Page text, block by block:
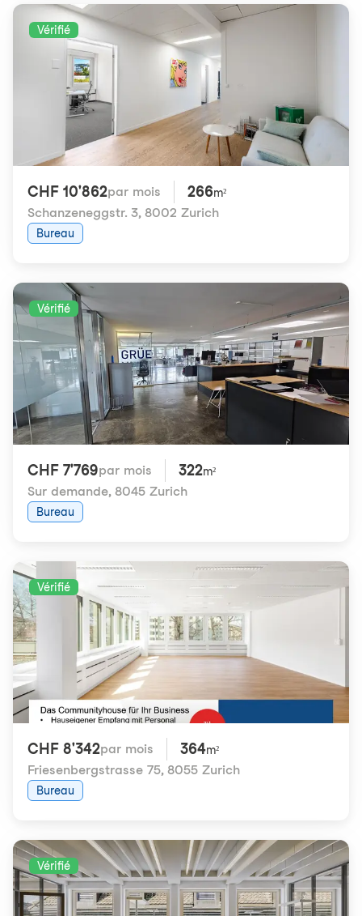
Vérifié
CHF 10'862par mois 266m²
Schanzeneggstr. 3, 8002 Zurich
Bureau
Vérifié
CHF 7'769par mois 322m²
Sur demande, 8045 Zurich
Bureau
Vérifié
CHF 8'342par mois 364m²
Friesenbergstrasse 75, 8055 Zurich
Bureau
Vérifié